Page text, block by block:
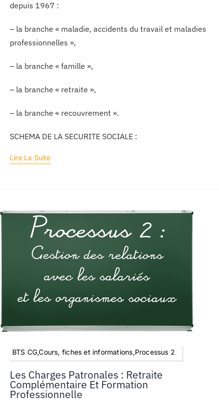
depuis 1967 :
– la branche « maladie, accidents du travail et maladies
professionnelles »,
– la branche « famille »,
– la branche « retraite »,
– la branche « recouvrement ».
SCHEMA DE LA SECURITE SOCIALE :
Lire La Suite
BTS CG,Cours, fiches et informations,Processus 2
Les Charges Patronales : Retraite
Complémentaire Et Formation
Professionnelle